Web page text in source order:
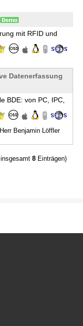
mit RFID und
Datenerfassung
BDE: von PC, IPC,
Herr Benjamin Löffler
8Einträgen)